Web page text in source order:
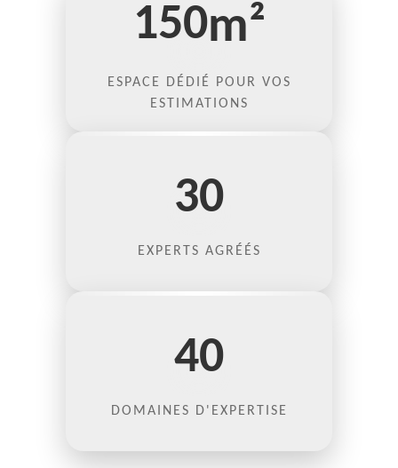
150m²
ESPACE DÉDIÉ POUR VOS
ESTIMATIONS
30
EXPERTS AGRÉÉS
40
DOMAINES D'EXPERTISE